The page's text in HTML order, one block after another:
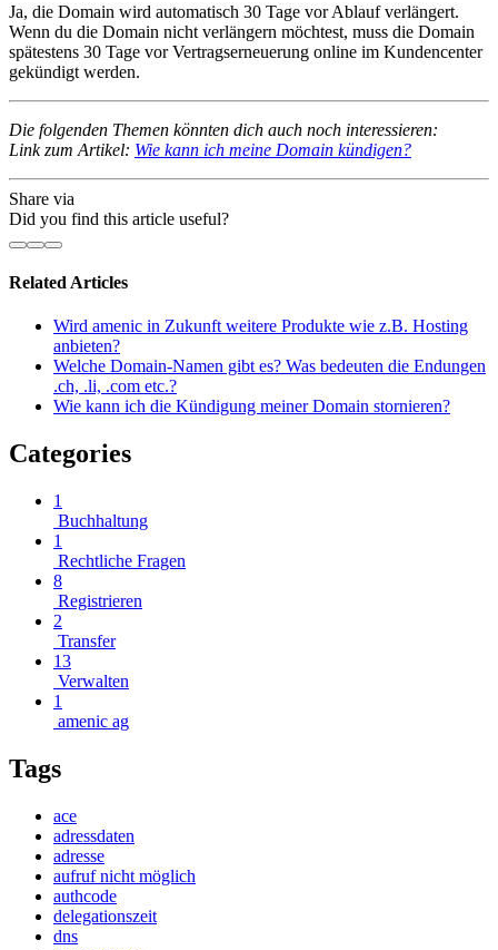
Ja, die Domain wird automatisch 30 Tage vor Ablauf verlängert.
Wenn du die Domain nicht verlängern möchtest, muss die Domain
spätestens 30 Tage vor Vertragserneuerung online im Kundencenter
gekündigt werden.
Die folgenden Themen könnten dich auch noch interessieren:
Link zum Artikel: Wie kann ich meine Domain kündigen?
Share via
Did you find this article useful?
Related Articles
Wird amenic in Zukunft weitere Produkte wie z.B. Hosting
anbieten?
Welche Domain-Namen gibt es? Was bedeuten die Endungen
.ch, .li, .com etc.?
Wie kann ich die Kündigung meiner Domain stornieren?
Categories
1
Buchhaltung
1
Rechtliche Fragen
8
Registrieren
2
Transfer
13
Verwalten
1
amenic ag
Tags
ace
adressdaten
adresse
aufruf nicht möglich
authcode
delegationszeit
dns